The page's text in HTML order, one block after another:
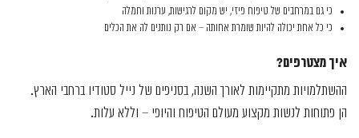
כי גם במרחבים של טיפוח פיזי, יש מקום לרגישות, ערנות וחמלה
כי כל אחת יכולה להיות שומרת אחותה – אם רק נותנים לה את הכלים
איך מצטרפים?
ההשתלמויות מתקיימות לאורך השנה, בסניפים של נייל סטודיו ברחבי הארץ.
הן פתוחות לנשות מקצוע מעולם הטיפוח והיופי – וללא עלות.